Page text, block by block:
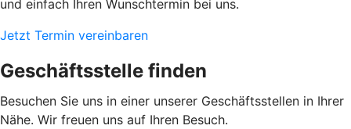
und einfach Ihren Wunschtermin bei uns.
Jetzt Termin vereinbaren
Geschäftsstelle finden
Besuchen Sie uns in einer unserer Geschäftsstellen in Ihrer
Nähe. Wir freuen uns auf Ihren Besuch.